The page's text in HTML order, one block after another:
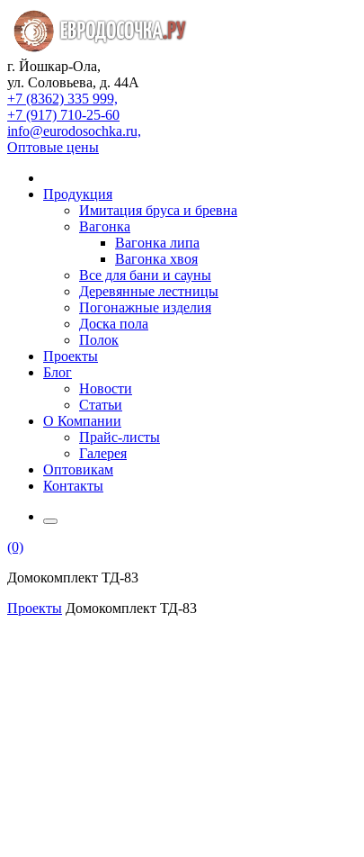
г. Йошкар-Ола,
ул. Соловьева, д. 44А
+7 (8362) 335 999,
+7 (917) 710-25-60
info@eurodosochka.ru,
Оптовые цены
Продукция
Имитация бруса и бревна
Вагонка
Вагонка липа
Вагонка хвоя
Все для бани и сауны
Деревянные лестницы
Погонажные изделия
Доска пола
Полок
Проекты
Блог
Новости
Статьи
О Компании
Прайс-листы
Галерея
Оптовикам
Контакты
(0)
Домокомплект ТД-83
Проекты Домокомплект ТД-83